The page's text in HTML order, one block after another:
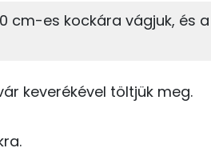
71 kcal
cm-es kockára vágjuk, és a
keverékével töltjük meg.